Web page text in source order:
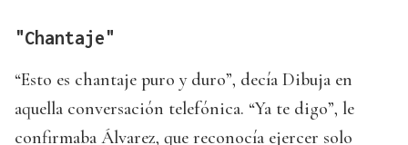
"Chantaje"
“Esto es chantaje puro y duro”, decía Dibuja en
aquella conversación telefónica. “Ya te digo”, le
confirmaba Álvarez, que reconocía ejercer solo